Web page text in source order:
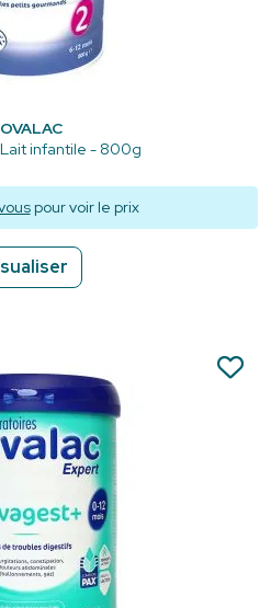
infantile - 800g
pour voir le prix